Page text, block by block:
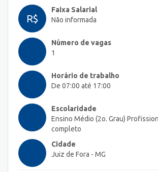
R$
Faixa Salarial
Não informada
Número de vagas
1
Horário de trabalho
De 07:00 até 17:00
Escolaridade
Ensino Médio (2o. Grau)
completo
Cidade
Juiz de Fora - MG